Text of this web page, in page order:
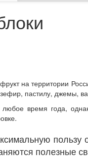
на территории
пастилу, джемы,
время года,
пользу
полезные